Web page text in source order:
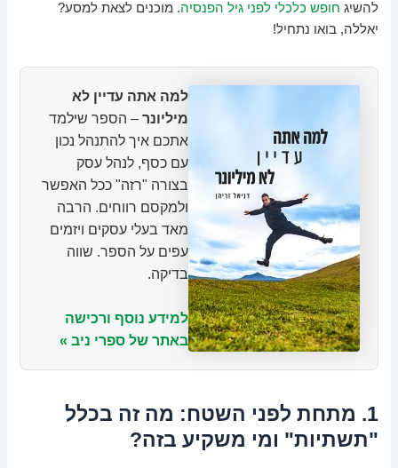
להשיג חופש כלכלי לפני גיל הפנסיה. מוכנים לצאת למסע?
יאללה, בואו נתחיל!
למה אתה עדיין לא
מיליונר – הספר שילמד
אתכם איך להתנהל נכון
עם כסף, לנהל עסק
בצורה "רזה" ככל האפשר
ולמקסם רווחים. הרבה
מאד בעלי עסקים ויזמים
עפים על הספר. שווה
בדיקה.
למידע נוסף ורכישה
באתר של ספרי ניב »
1. מתחת לפני השטח: מה זה בכלל
"תשתיות" ומי משקיע בזה?